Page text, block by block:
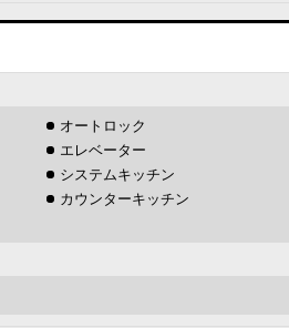
オートロック
エレベーター
システムキッチン
カウンターキッチン